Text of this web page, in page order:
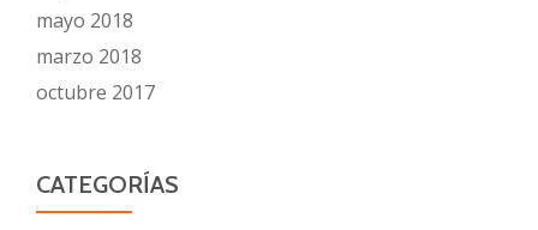
mayo 2018
marzo 2018
octubre 2017
CATEGORÍAS